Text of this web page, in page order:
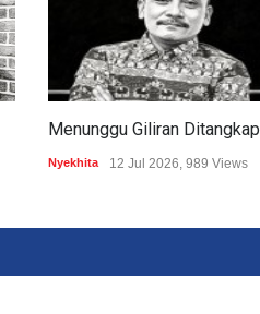
Menunggu Giliran Ditangkap
Nyekhita 12 Jul 2026, 989 Views